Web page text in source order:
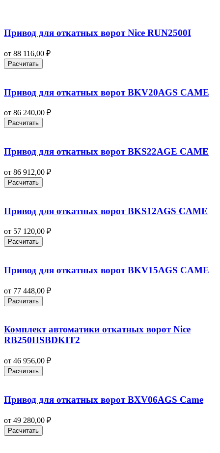
Привод для откатных ворот Nice RUN2500I
от 88 116,00 ₽
Расчитать
Привод для откатных ворот BKV20AGS CAME
от 86 240,00 ₽
Расчитать
Привод для откатных ворот BKS22AGE CAME
от 86 912,00 ₽
Расчитать
Привод для откатных ворот BKS12AGS CAME
от 57 120,00 ₽
Расчитать
Привод для откатных ворот BKV15AGS CAME
от 77 448,00 ₽
Расчитать
Комплект автоматики откатных ворот Nice
RB250HSBDKIT2
от 46 956,00 ₽
Расчитать
Привод для откатных ворот BXV06AGS Came
от 49 280,00 ₽
Расчитать